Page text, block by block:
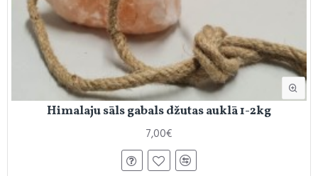
Himalaju sāls gabals džutas auklā 1-2kg
7,00€